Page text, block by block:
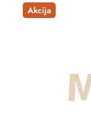
Akcija